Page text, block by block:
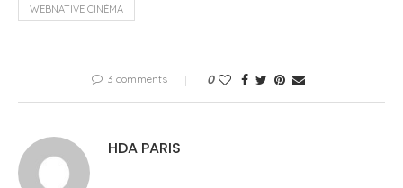
WEBNATIVE CINÉMA
3 comments 0
HDA PARIS